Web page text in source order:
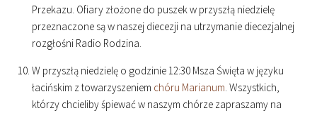
Przekazu. Ofiary złożone do puszek w przyszłą niedzielę
przeznaczone są w naszej diecezji na utrzymanie diecezjalnej
rozgłośni Radio Rodzina.
W przyszłą niedzielę o godzinie12:30 Msza Święta w języku
łacińskim z towarzyszeniem chóru Marianum. Wszystkich,
którzy chcieliby śpiewać w naszym chórze zapraszamy na